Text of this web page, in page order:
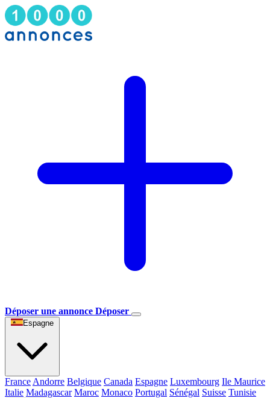
Déposer une annonce Déposer
Espagne
France Andorre Belgique Canada Espagne Luxembourg Ile Maurice
Italie Madagascar Maroc Monaco Portugal Sénégal Suisse Tunisie